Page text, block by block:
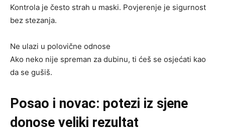
Kontrola je često strah u maski. Povjerenje je sigurnost
bez stezanja.
Ne ulazi u polovične odnose
Ako neko nije spreman za dubinu, ti ćeš se osjećati kao
da se gušiš.
Posao i novac: potezi iz sjene
donose veliki rezultat